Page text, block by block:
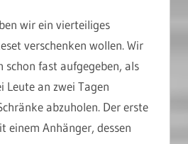
wir ein vierteiliges
verschenken wollen. Wir
schon fast aufgegeben, als
Leute an zwei Tagen
abzuholen. Der erste
einem Anhänger, dessen